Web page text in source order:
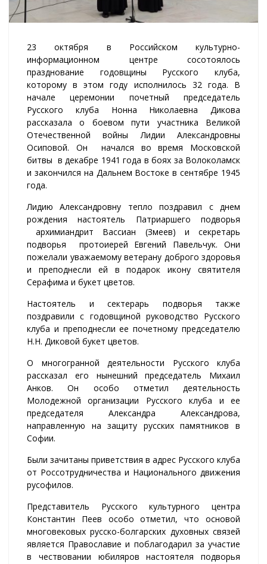
23 октября в Российском культурно-
информационном центре сосотоялось
празднование годовщины Русского клуба,
которому в этом году исполнилось 32 года. В
начале церемонии почетный председатель
Русского клуба Нонна Николаевна Дикова
рассказала о боевом пути участника Великой
Отечественной войны Лидии Александровны
Осиповой. Он начался во время Московской
битвы в декабре 1941 года в боях за Волоколамск
и закончился на Дальнем Востоке в сентябре 1945
года.
Лидию Александровну тепло поздравил с днем
рождения настоятель Патриаршего подворья
архимиандрит Вассиан (Змеев) и секретарь
подворья протоиерей Евгений Павельчук. Они
пожелали уважаемому ветерану доброго здоровья
и преподнесли ей в подарок икону святителя
Серафима и букет цветов.
Настоятель и сектерарь подворья также
поздравили с годовщиной руководство Русского
клуба и преподнесли ее почетному председателю
Н.Н. Диковой букет цветов.
О многогранной деятельности Русского клуба
рассказал его нынешний председатель Михаил
Анков. Он особо отметил деятельность
Молодежной организации Русского клуба и ее
председателя Александра Александрова,
направленную на защиту русских памятников в
Софии.
Были зачитаны приветствия в адрес Русского клуба
от Россотрудничества и Национального движения
русофилов.
Представитель Русского культурного центра
Константин Пеев особо отметил, что основой
многовековых русско-болгарских духовных связей
является Православие и поблагодарил за участие
в чествовании юбиляров настоятеля подворья